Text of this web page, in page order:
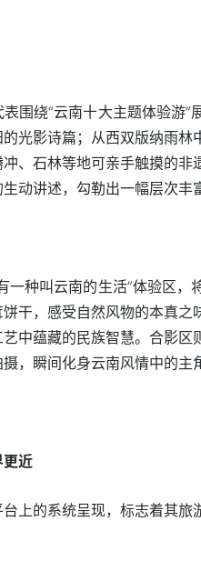
围绕“云南十大主题体验游
光影诗篇；从西双版纳雨
、石林等地可亲手触摸的
讲述，勾勒出一幅层次丰
一种叫云南的生活”体验区
干，感受自然风物的本真
中蕴藏的民族智慧。合影
，瞬间化身云南风情中的主
更近
上的系统呈现，标志着其